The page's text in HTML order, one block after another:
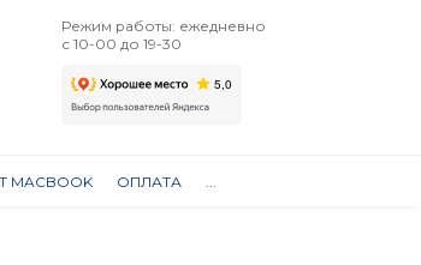
Режим работы: ежедневно
с 10-00 до 19-30
MACBOOK ОПЛАТА ...